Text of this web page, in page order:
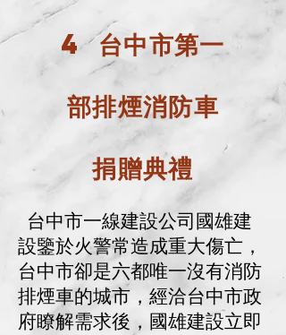
4台中市第一
部排煙消防車
捐贈典禮
台中市一線建設公司國雄建
設鑒於火警常造成重大傷亡，
台中市卻是六都唯一沒有消防
排煙車的城市，經洽台中市政
府瞭解需求後，國雄建設立即